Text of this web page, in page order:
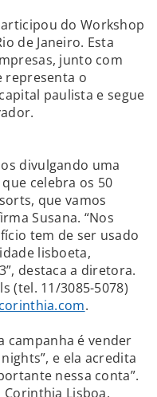
do Workshop
de Janeiro. Esta
junto com
representa o
paulista e segue
divulgando uma
celebra os 50
que vamos
Susana. “Nos
tem de ser usado
lisboeta,
destaca a diretora.
(tel. 11/3085-5078)
.
campanha é vender
e ela acredita
nessa conta”.
Lisboa,